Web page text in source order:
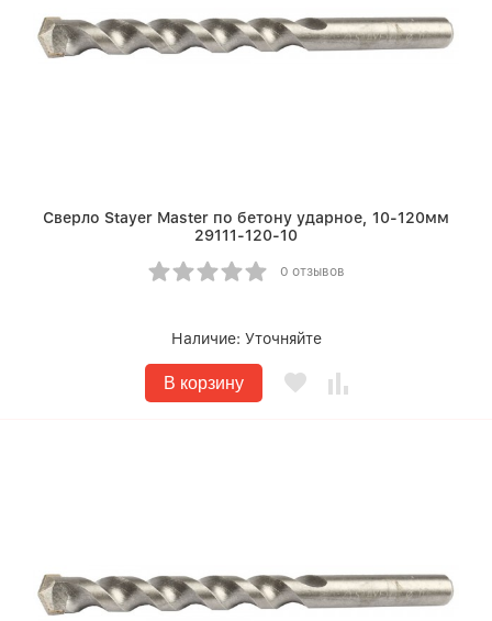
Сверло Stayer Master по бетону ударное, 10-120мм
29111-120-10
0 отзывов
Наличие: Уточняйте
В корзину